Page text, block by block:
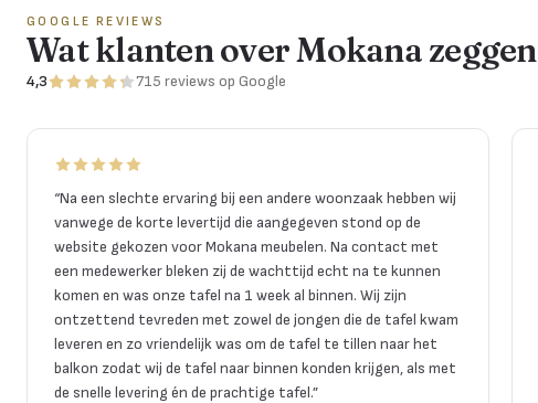
GOOGLE REVIEWS
Wat klanten over Mokana zeggen
4,3 715 reviews op Google
“Na een slechte ervaring bij een andere woonzaak hebben wij
vanwege de korte levertijd die aangegeven stond op de
website gekozen voor Mokana meubelen. Na contact met
een medewerker bleken zij de wachttijd echt na te kunnen
komen en was onze tafel na 1 week al binnen. Wij zijn
ontzettend tevreden met zowel de jongen die de tafel kwam
leveren en zo vriendelijk was om de tafel te tillen naar het
balkon zodat wij de tafel naar binnen konden krijgen, als met
de snelle levering én de prachtige tafel.”